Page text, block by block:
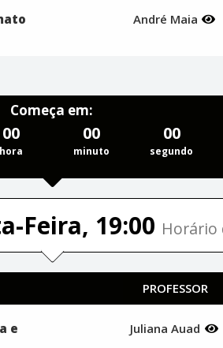
André Maia
Começa em:
00
hora
00
minuto
00
segundo
Feira, 19:00 Horário
PROFESSOR
e
Juliana Auad